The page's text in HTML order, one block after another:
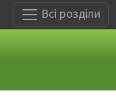
Всі розділи